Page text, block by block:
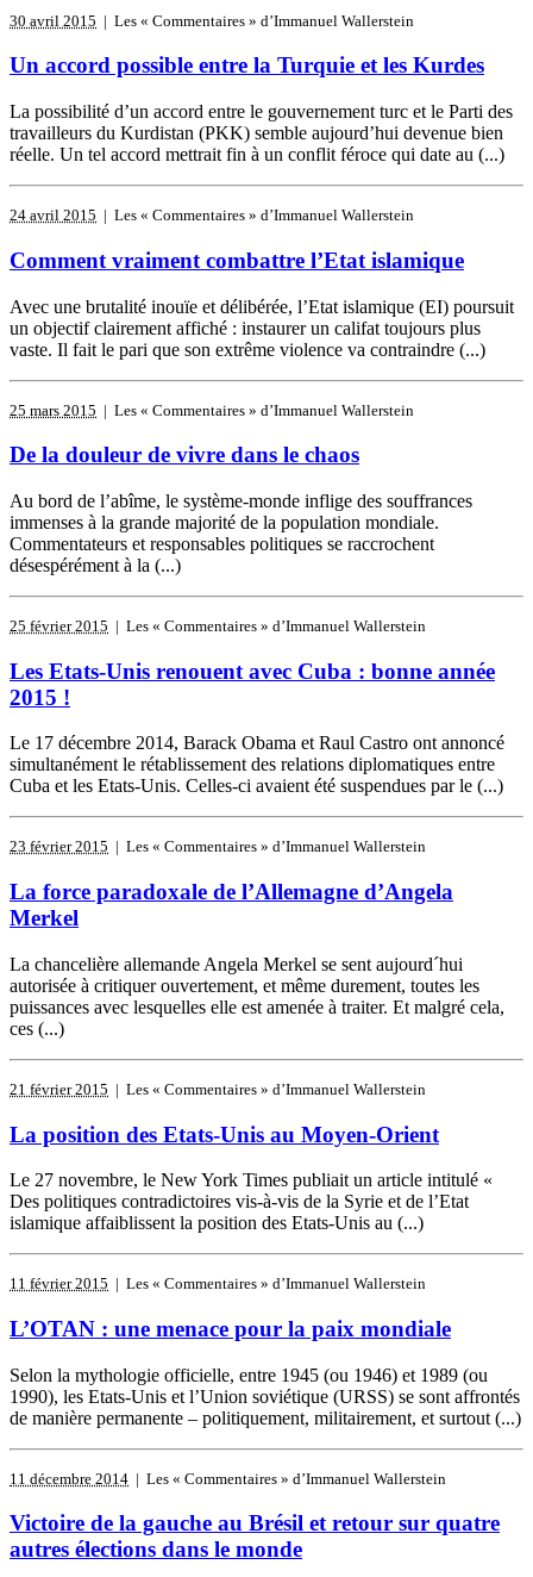
30 avril 2015 | Les « Commentaires » d’Immanuel Wallerstein
Un accord possible entre la Turquie et les Kurdes
La possibilité d’un accord entre le gouvernement turc et le Parti des
travailleurs du Kurdistan (PKK) semble aujourd’hui devenue bien
réelle. Un tel accord mettrait fin à un conflit féroce qui date au (...)
24 avril 2015 | Les « Commentaires » d’Immanuel Wallerstein
Comment vraiment combattre l’Etat islamique
Avec une brutalité inouïe et délibérée, l’Etat islamique (EI) poursuit
un objectif clairement affiché : instaurer un califat toujours plus
vaste. Il fait le pari que son extrême violence va contraindre (...)
25 mars 2015 | Les « Commentaires » d’Immanuel Wallerstein
De la douleur de vivre dans le chaos
Au bord de l’abîme, le système-monde inflige des souffrances
immenses à la grande majorité de la population mondiale.
Commentateurs et responsables politiques se raccrochent
désespérément à la (...)
25 février 2015 | Les « Commentaires » d’Immanuel Wallerstein
Les Etats-Unis renouent avec Cuba : bonne année
2015 !
Le 17 décembre 2014, Barack Obama et Raul Castro ont annoncé
simultanément le rétablissement des relations diplomatiques entre
Cuba et les Etats-Unis. Celles-ci avaient été suspendues par le (...)
23 février 2015 | Les « Commentaires » d’Immanuel Wallerstein
La force paradoxale de l’Allemagne d’Angela
Merkel
La chancelière allemande Angela Merkel se sent aujourd´hui
autorisée à critiquer ouvertement, et même durement, toutes les
puissances avec lesquelles elle est amenée à traiter. Et malgré cela,
ces (...)
21 février 2015 | Les « Commentaires » d’Immanuel Wallerstein
La position des Etats-Unis au Moyen-Orient
Le 27 novembre, le New York Times publiait un article intitulé «
Des politiques contradictoires vis-à-vis de la Syrie et de l’Etat
islamique affaiblissent la position des Etats-Unis au (...)
11 février 2015 | Les « Commentaires » d’Immanuel Wallerstein
L’OTAN : une menace pour la paix mondiale
Selon la mythologie officielle, entre 1945 (ou 1946) et 1989 (ou
1990), les Etats-Unis et l’Union soviétique (URSS) se sont affrontés
de manière permanente – politiquement, militairement, et surtout (...)
11 décembre 2014 | Les « Commentaires » d’Immanuel Wallerstein
Victoire de la gauche au Brésil et retour sur quatre
autres élections dans le monde